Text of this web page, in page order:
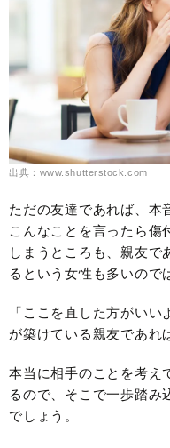
出典：www.shutterstock.com
ただの友達であれば、本
こんなことを言ったら傷
しまうところも、親友で
るという女性も多いので
「ここを直した方がい
が築けている親友であれ
本当に相手のことを考え
るので、そこで一歩踏み
でしょう。